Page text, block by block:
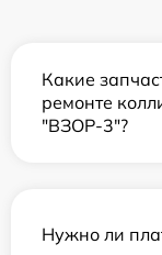
Какие
ремонте
"ВЗОР-3"?
Нужно ли